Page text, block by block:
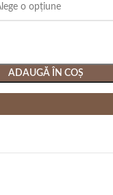
ADAUGĂ ÎN COȘ